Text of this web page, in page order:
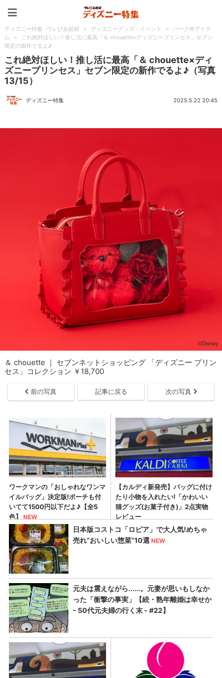
ディズニー特集 -ウレぴあ総研 > ディズニーグッズ・イベント >
パーク外アイテ
ム
>
これ絶対ほしい！推し活に最高「＆ chouette×ディズニープリンセス」セブン
限定の新作でるよ♪
これ絶対ほしい！推し活に最高「＆ chouette×ディ
ズニープリンセス」セブン限定の新作でるよ♪（写真
13/15）
ディズニー特集 2025.5.22 20:45
＆ chouette ｜ セブンネットショッピング 「ディズニー プリン
セス」コレクション ￥18,700
前の写真 記事に戻る 次の写真